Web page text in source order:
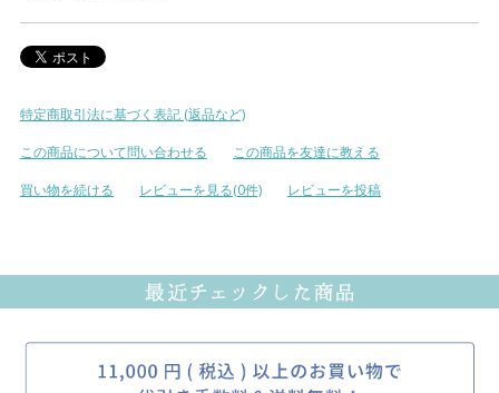
特定商取引法に基づく表記 (返品など)
この商品について問い合わせる
この商品を友達に教える
買い物を続ける
レビューを見る(0件) レビューを投稿